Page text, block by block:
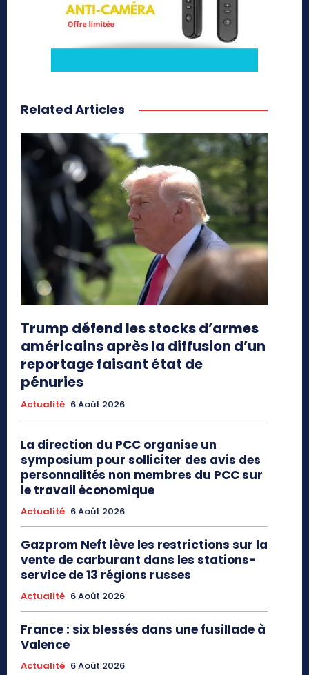
Related Articles
Trump défend les stocks d’armes
américains après la diffusion d’un
reportage faisant état de
pénuries
Actualité 6 Août 2026
La direction du PCC organise un
symposium pour solliciter des avis des
personnalités non membres du PCC sur
le travail économique
Actualité 6 Août 2026
Gazprom Neft lève les restrictions sur la
vente de carburant dans les stations-
service de 13 régions russes
Actualité 6 Août 2026
France : six blessés dans une fusillade à
Valence
Actualité 6 Août 2026